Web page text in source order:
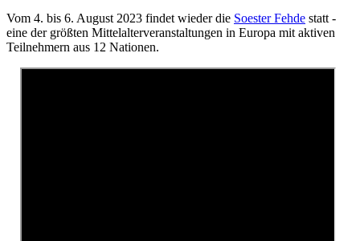
Vom 4. bis 6. August 2023 findet wieder die Soester Fehde statt -
eine der größten Mittelalterveranstaltungen in Europa mit aktiven
Teilnehmern aus 12 Nationen.